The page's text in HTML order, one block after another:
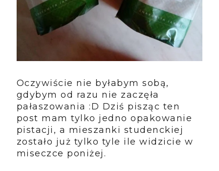
Oczywiście nie byłabym sobą,
gdybym od razu nie zaczęła
pałaszowania :D Dziś pisząc ten
post mam tylko jedno opakowanie
pistacji, a mieszanki studenckiej
zostało już tylko tyle ile widzicie w
miseczce poniżej.